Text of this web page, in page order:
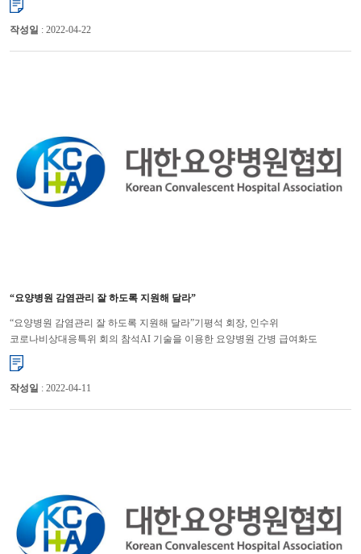
작성일 : 2022-04-22
“요양병원 감염관리 잘 하도록 지원해 달라”
“요양병원 감염관리 잘 하도록 지원해 달라”기평석 회장, 인수위
코로나비상대응특위 회의 참석AI 기술을 이용한 요양병원 간병 급여화도
제안 대한요양병원협회 기평석 회장은 요양병원이 제1급 감염병인 코로...
작성일 : 2022-04-11